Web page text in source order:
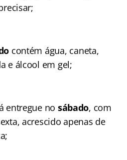
contém água, caneta,
e álcool em gel;
entregue no sábado, com
acrescido apenas de